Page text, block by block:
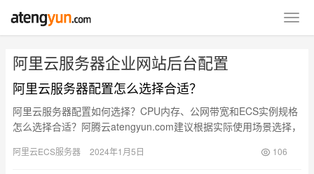
阿里云服务器企业网站后台配置
阿里云服务器配置怎么选择合适？
阿里云服务器配置如何选择？CPU内存、公网带宽和ECS实例规格
怎么选择合适？阿腾云atengyun.com建议根据实际使用场景选择，
阿里云ECS服务器 2024年1月5日 106